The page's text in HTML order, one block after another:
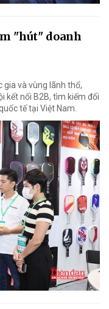
"hút" doanh
gia và vùng lãnh thổ,
kết nối B2B, tìm kiếm đối
tế tại Việt Nam.